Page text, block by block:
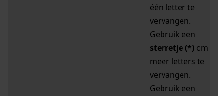
één letter te
vervangen.
Gebruik een
sterretje (*) om
meer letters te
vervangen.
Gebruik een